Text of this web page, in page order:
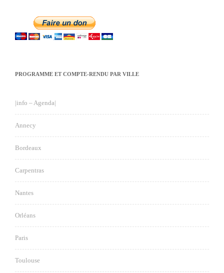
PROGRAMME ET COMPTE-RENDU PAR VILLE
|info – Agenda|
Annecy
Bordeaux
Carpentras
Nantes
Orléans
Paris
Toulouse